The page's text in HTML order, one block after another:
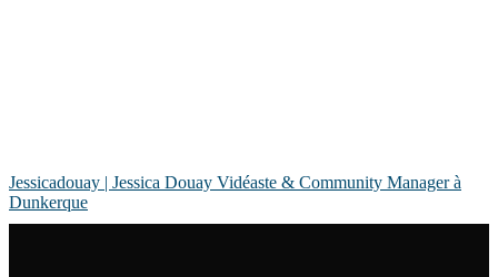
Jes­sica­douay | Jessica Douay Vidéaste & Community Manager à
Dunkerque